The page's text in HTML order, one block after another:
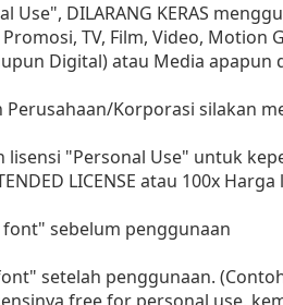
Use", DILARANG KERAS
TV, Film, Video,
Digital) atau Media
Korporasi silakan
"Personal Use" untuk
LICENSE atau 100x
sebelum penggunaan
setelah penggunaan.